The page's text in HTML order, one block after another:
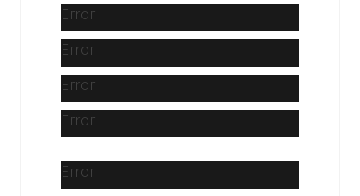
Error
Error
Error
Error
Error